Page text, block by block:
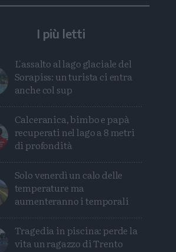
I più letti
L'assalto al lago glaciale del
Sorapiss: un turista ci entra
anche col sup
Calceranica, bimbo e papà
recuperati nel lago a 8 metri
di profondità
Solo venerdì un calo delle
temperature ma
aumenteranno i temporali
Tragedia in piscina: perde la
vita un ragazzo di Trento